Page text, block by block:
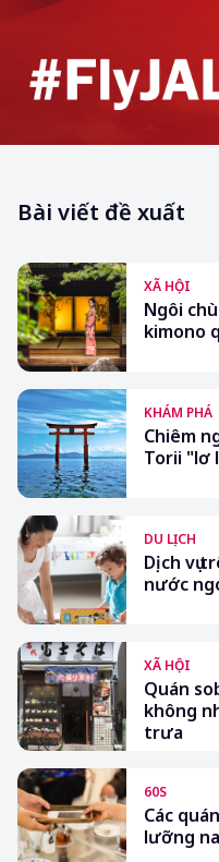
Bài viết đề xuất
XÃ HỘI
Ngôi
kimono
KHÁM PHÁ
Chiêm
Torii "lơ
DU LỊCH
Dịch vụ
nước
XÃ HỘI
Quán
không
trưa
60S
Các
lưỡng